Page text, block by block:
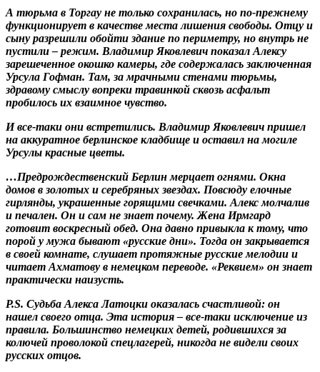
А тюрьма в Торгау не только сохранилась, но по-прежнему
функционирует в качестве места лишения свободы. Отцу и
сыну разрешили обойти здание по периметру, но внутрь не
пустили – режим. Владимир Яковлевич показал Алексу
зарешеченное окошко камеры, где содержалась заключенная
Урсула Гофман. Там, за мрачными стенами тюрьмы,
здравому смыслу вопреки травинкой сквозь асфальт
пробилось их взаимное чувство.
И все-таки они встретились. Владимир Яковлевич пришел
на аккуратное берлинское кладбище и оставил на могиле
Урсулы красные цветы.
…Предрождественский Берлин мерцает огнями. Окна
домов в золотых и серебряных звездах. Повсюду елочные
гирлянды, украшенные горящими свечками. Алекс молчалив
и печален. Он и сам не знает почему. Жена Ирмгард
готовит воскресный обед. Она давно привыкла к тому, что
порой у мужа бывают «русские дни». Тогда он закрывается
в своей комнате, слушает протяжные русские мелодии и
читает Ахматову в немецком переводе. «Реквием» он знает
практически наизусть.
Р.S. Судьба Алекса Латоцки оказалась счастливой: он
нашел своего отца. Эта история – все-таки исключение из
правила. Большинство немецких детей, родившихся за
колючей проволокой спецлагерей, никогда не видели своих
русских отцов.